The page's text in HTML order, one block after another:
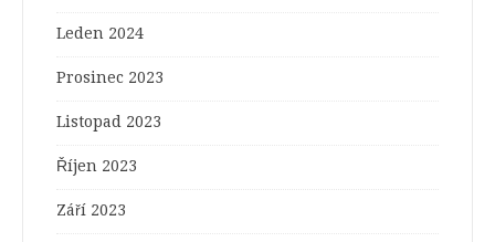
Leden 2024
Prosinec 2023
Listopad 2023
Říjen 2023
Září 2023